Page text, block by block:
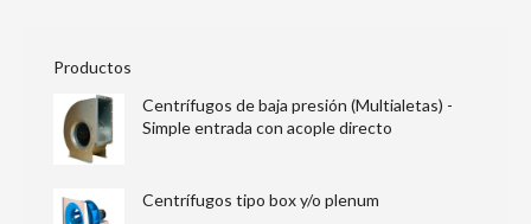
Productos
Centrífugos de baja presión (Multialetas) -
Simple entrada con acople directo
Centrífugos tipo box y/o plenum